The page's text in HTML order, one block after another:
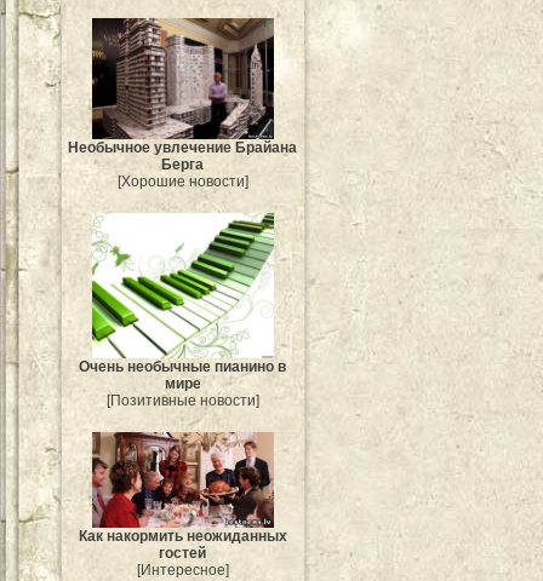
Необычное увлечение Брайана
Берга
[Хорошие новости]
Очень необычные пианино в
мире
[Позитивные новости]
Как накормить неожиданных
гостей
[Интересное]